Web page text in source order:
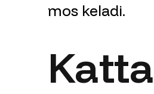
mos keladi.